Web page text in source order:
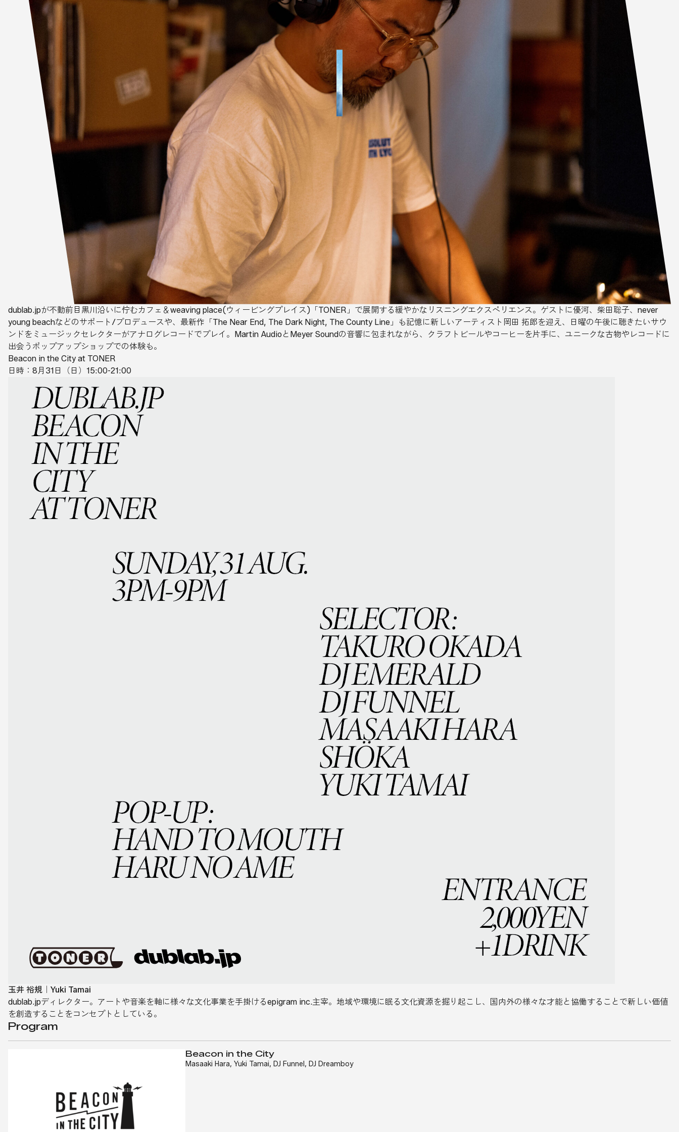
dublab.jpが不動前目黒川沿いに佇むカフェ＆weaving place(ウィービングプレイス)「TONER」で展開する緩やかなリスニングエクスペリエンス。ゲストに優河、柴田聡子、never
young beachなどのサポート/プロデュースや、最新作「The Near End, The Dark Night, The County Line」も記憶に新しいアーティスト岡田 拓郎を迎え、日曜の午後に聴きたいサウ
ンドをミュージックセレクターがアナログレコードでプレイ。Martin AudioとMeyer Soundの音響に包まれながら、クラフトビールやコーヒーを片手に、ユニークな古物やレコードに
出会うポップアップショップでの体験も。
Beacon in the City at TONER
日時：8月31日（日）15:00-21:00
玉井 裕規｜Yuki Tamai
dublab.jpディレクター。アートや音楽を軸に様々な文化事業を手掛けるepigram inc.主宰。地域や環境に眠る文化資源を掘り起こし、国内外の様々な才能と協働することで新しい価値
を創造することをコンセプトとしている。
Program
Beacon in the City
Masaaki Hara,Yuki Tamai, DJ Funnel , DJ Dreamboy